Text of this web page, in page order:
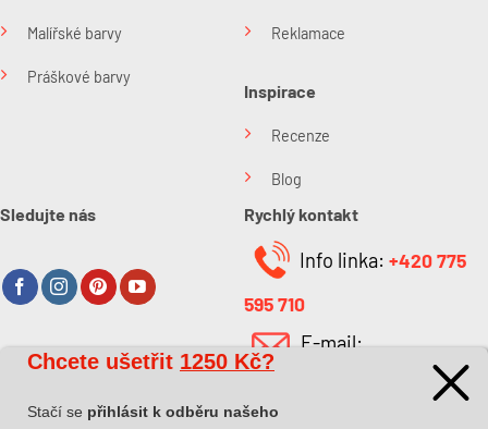
Malířské barvy
Práškové barvy
Reklamace
Inspirace
Recenze
Blog
Sledujte nás
O společnosti
O nás
Rychlý kontakt
Info linka: +420 775
595 710
E-mail:
Chcete ušetřit 1250 Kč?
Stačí se přihlásit k odběru našeho